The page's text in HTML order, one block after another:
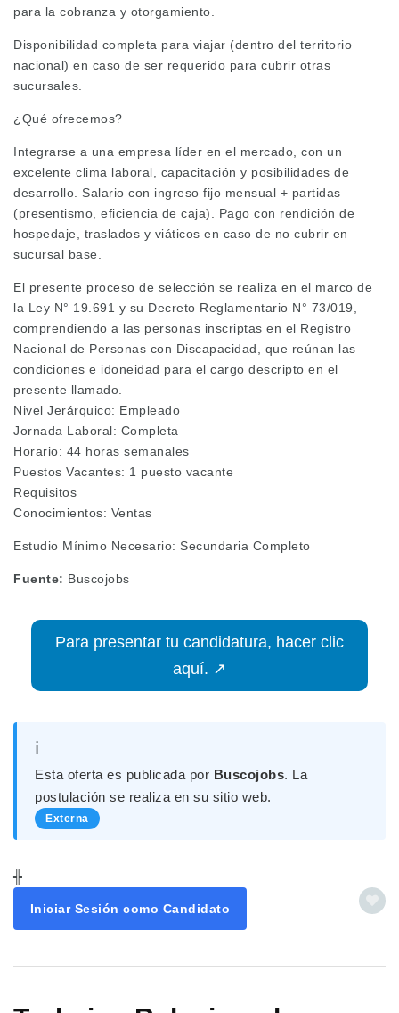
para la cobranza y otorgamiento.
Disponibilidad completa para viajar (dentro del territorio
nacional) en caso de ser requerido para cubrir otras
sucursales.
¿Qué ofrecemos?
Integrarse a una empresa líder en el mercado, con un
excelente clima laboral, capacitación y posibilidades de
desarrollo. Salario con ingreso fijo mensual + partidas
(presentismo, eficiencia de caja). Pago con rendición de
hospedaje, traslados y viáticos en caso de no cubrir en
sucursal base.
El presente proceso de selección se realiza en el marco de
la Ley N° 19.691 y su Decreto Reglamentario N° 73/019,
comprendiendo a las personas inscriptas en el Registro
Nacional de Personas con Discapacidad, que reúnan las
condiciones e idoneidad para el cargo descripto en el
presente llamado.
Nivel Jerárquico: Empleado
Jornada Laboral: Completa
Horario: 44 horas semanales
Puestos Vacantes: 1 puesto vacante
Requisitos
Conocimientos: Ventas
Estudio Mínimo Necesario: Secundaria Completo
Fuente: Buscojobs
Para presentar tu candidatura, hacer clic
aquí. ↗
ℹ️
Esta oferta es publicada por Buscojobs. La
postulación se realiza en su sitio web.
Externa
╬
Iniciar Sesión como Candidato